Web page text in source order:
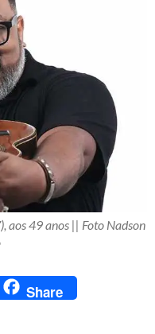
aos 49 anos || Foto Nadson
Share